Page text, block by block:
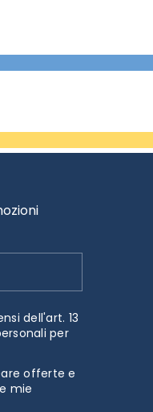
dell'art. 13
per
offerte e
mie